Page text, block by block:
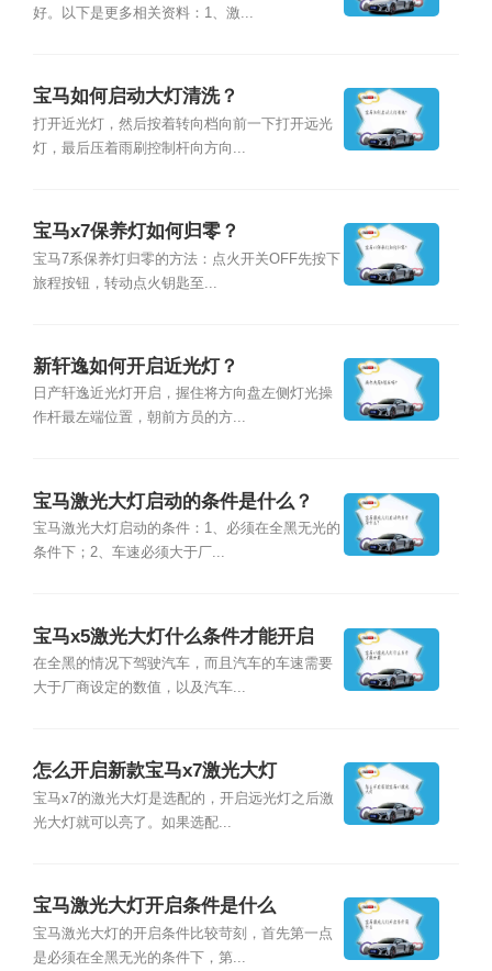
好。以下是更多相关资料：1、激...
宝马如何启动大灯清洗？
打开近光灯，然后按着转向档向前一下打开远光
灯，最后压着雨刷控制杆向方向...
宝马x7保养灯如何归零？
宝马7系保养灯归零的方法：点火开关OFF先按下
旅程按钮，转动点火钥匙至...
新轩逸如何开启近光灯？
日产轩逸近光灯开启，握住将方向盘左侧灯光操
作杆最左端位置，朝前方员的方...
宝马激光大灯启动的条件是什么？
宝马激光大灯启动的条件：1、必须在全黑无光的
条件下；2、车速必须大于厂...
宝马x5激光大灯什么条件才能开启
在全黑的情况下驾驶汽车，而且汽车的车速需要
大于厂商设定的数值，以及汽车...
怎么开启新款宝马x7激光大灯
宝马x7的激光大灯是选配的，开启远光灯之后激
光大灯就可以亮了。如果选配...
宝马激光大灯开启条件是什么
宝马激光大灯的开启条件比较苛刻，首先第一点
是必须在全黑无光的条件下，第...